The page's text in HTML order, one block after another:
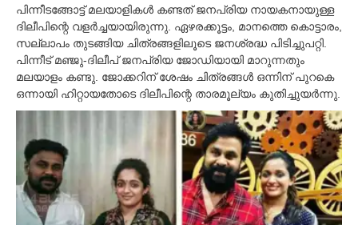
പിന്നീടങ്ങോട്ട് മലയാളികള്‍ കണ്ടത് ജനപ്രിയ നായകനായുള്ള
ദിലീപിന്റെ വളര്‍ച്ചയായിരുന്നു. ഏഴരക്കൂട്ടം, മാനത്തെ കൊട്ടാരം,
സല്ലാപം തുടങ്ങിയ ചിത്രങ്ങളിലൂടെ ജനശ്രദ്ധ പിടിച്ചുപറ്റി.
പിന്നീട് മഞ്ജു-ദിലീപ് ജനപ്രിയ ജോഡിയായി മാറുന്നതും
മലയാളം കണ്ടു. ജോക്കറിന് ശേഷം ചിത്രങ്ങള്‍ ഒന്നിന് പുറകെ
ഒന്നായി ഹിറ്റായതോടെ ദിലീപിന്റെ താരമൂല്യം കുതിച്ചുയര്‍ന്നു.